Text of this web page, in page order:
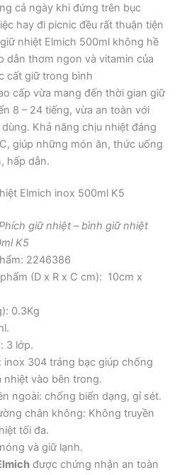
cả ngày khi đứng trên bục
hay đi picnic đều rất thuận tiện
nhiệt Elmich 500ml không hề
dẫn thơm ngon và vitamin của
cất giữ trong bình
cấp vừa mang đến thời gian giữ
8 – 24 tiếng, vừa an toàn với
Khả năng chịu nhiệt đáng
giúp những món ăn, thức uống
hấp dẫn.
Elmich inox 500ml K5
giữ nhiệt – bình giữ nhiệt
K5
2246386
(D x R x C cm): 10cm x
0.3Kg
3 lớp.
inox 304 tráng bạc giúp chống
nhiệt vào bên trong.
ngoài: chống biến dạng, gỉ sét.
chân không: Không truyền
tối đa.
và giữ lạnh.
được chứng nhận an toàn